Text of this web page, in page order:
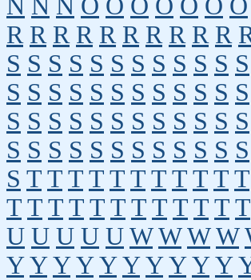
N N N O O O O O O O
R R R R R R R R R R
S S S S S S S S S S S S
S S S S S S S S S S S S
S S S S S S S S S S S S
S S S S S S S S S S S S
S T T T T T T T T T T T
T T T T T T T T T T T T
U U U U U W W W W
Y Y Y Y Y Y Y Y Y Y